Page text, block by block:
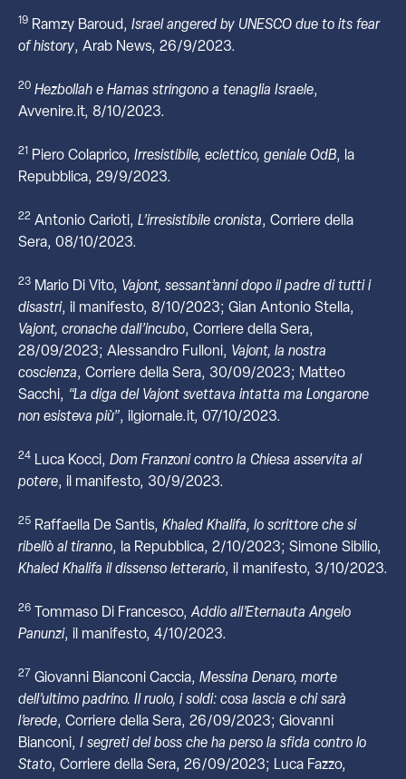
19 Ramzy Baroud, Israel angered by UNESCO due to its fear
of history, Arab News, 26/9/2023.
20 Hezbollah e Hamas stringono a tenaglia Israele,
Avvenire.it, 8/10/2023.
21 Piero Colaprico, Irresistibile, eclettico, geniale OdB, la
Repubblica, 29/9/2023.
22 Antonio Carioti, L’irresistibile cronista, Corriere della
Sera, 08/10/2023.
23 Mario Di Vito, Vajont, sessant’anni dopo il padre di tutti i
disastri, il manifesto, 8/10/2023; Gian Antonio Stella,
Vajont, cronache dall’incubo, Corriere della Sera,
28/09/2023; Alessandro Fulloni, Vajont, la nostra
coscienza, Corriere della Sera, 30/09/2023; Matteo
Sacchi, “La diga del Vajont svettava intatta ma Longarone
non esisteva più”, ilgiornale.it, 07/10/2023.
24 Luca Kocci, Dom Franzoni contro la Chiesa asservita al
potere, il manifesto, 30/9/2023.
25 Raffaella De Santis, Khaled Khalifa, lo scrittore che si
ribellò al tiranno, la Repubblica, 2/10/2023; Simone Sibilio,
Khaled Khalifa il dissenso letterario, il manifesto, 3/10/2023.
26 Tommaso Di Francesco,Addio all’Eternauta Angelo
Panunzi, il manifesto, 4/10/2023.
27 Giovanni Bianconi Caccia, Messina Denaro, morte
dell’ultimo padrino. Il ruolo, i soldi: cosa lascia e chi sarà
l’erede, Corriere della Sera, 26/09/2023; Giovanni
Bianconi, I segreti del boss che ha perso la sfida contro lo
Stato, Corriere della Sera, 26/09/2023; Luca Fazzo,